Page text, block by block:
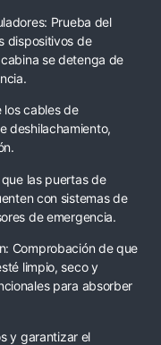
Prueba del
dispositivos de
se detenga de
los cables de
deshilachamiento,
las puertas de
con sistemas de
de emergencia.
Comprobación de que
limpio, seco y
para absorber
y garantizar el